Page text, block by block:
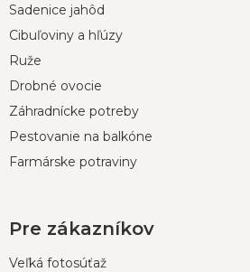
äSadenice jahôd
Cibuľoviny a hľúzy
Ruže
Drobné ovocie
Záhradnícke potreby
Pestovanie na balkóne
Farmárske potraviny
Pre zákazníkov
Veľká fotosúťaž